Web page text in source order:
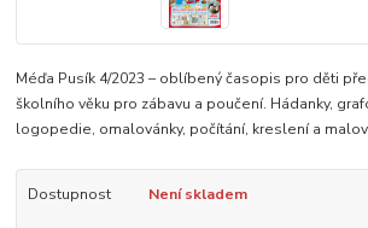
Méďa Pusík 4/2023 – oblíbený časopis pro děti
školního věku pro zábavu a poučení. Hádanky,
logopedie, omalovánky, počítání, kreslení a
Dostupnost Není skladem